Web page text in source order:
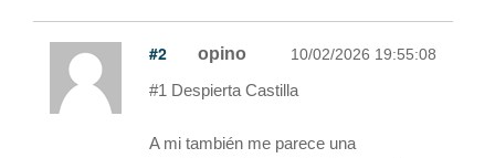
#2 opino 10/02/2026 19:55:08
#1 Despierta Castilla
A mi también me parece una